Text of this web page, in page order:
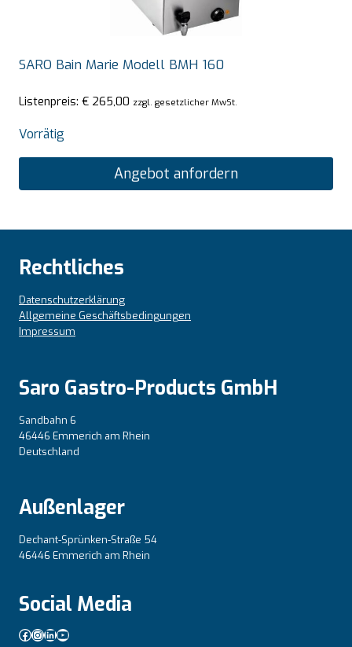
SARO Bain Marie Modell BMH 160
Listenpreis: € 265,00 zzgl. gesetzlicher MwSt.
Vorrätig
Angebot anfordern
Rechtliches
Datenschutzerklärung
Allgemeine Geschäftsbedingungen
Impressum
Saro Gastro-Products GmbH
Sandbahn 6
46446 Emmerich am Rhein
Deutschland
Außenlager
Dechant-Sprünken-Straße 54
46446 Emmerich am Rhein
Social Media
Facebook
Instagram
LinkedIn
YouTube